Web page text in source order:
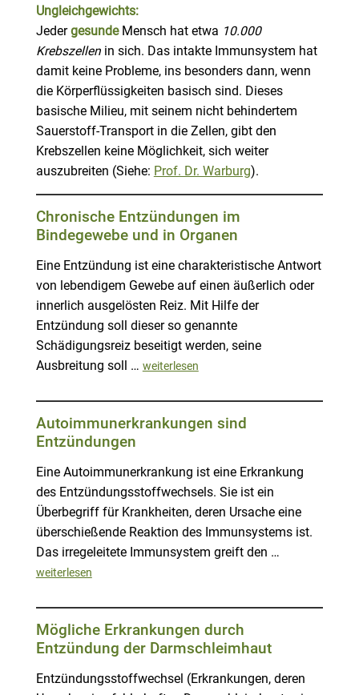
Ungleichgewichts:
JedergesundeMensch hat etwa 10.000
Krebszellenin sich. Das intakte Immunsystem hat
damit keine Probleme, ins besonders dann, wenn
die Körperflüssigkeiten basisch sind. Dieses
basische Milieu, mit seinem nicht behindertem
Sauerstoff-Transport in die Zellen, gibt den
Krebszellen keine Möglichkeit, sich weiter
auszubreiten (Siehe: Prof. Dr. Warburg).
Chronische Entzündungen im
Bindegewebe und in Organen
Eine Entzündung ist eine charakteristische Antwort
von lebendigem Gewebe auf einen äußerlich oder
innerlich ausgelösten Reiz. Mit Hilfe der
Entzündung soll dieser so genannte
Schädigungsreiz beseitigt werden, seine
Ausbreitung soll … weiterlesen
Autoimmunerkrankungen sind
Entzündungen
Eine Autoimmunerkrankung ist eine Erkrankung
des Entzündungsstoffwechsels. Sie ist ein
Überbegriff für Krankheiten, deren Ursache eine
überschießende Reaktion des Immunsystems ist.
Das irregeleitete Immunsystem greift den …
weiterlesen
Mögliche Erkrankungen durch
Entzündung der Darmschleimhaut
Entzündungsstoffwechsel (Erkrankungen, deren